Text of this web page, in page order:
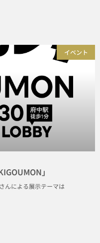
イベント
」
んによる展示テーマは